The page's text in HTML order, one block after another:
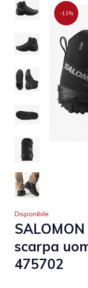
-11%
Disponibile
scarpa
475702